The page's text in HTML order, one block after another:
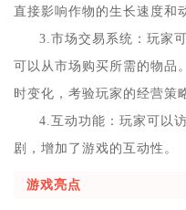
直接影响作物的生长速度和
3.市场交易系统：玩家
可以从市场购买所需的物品
时变化，考验玩家的经营策
4.互动功能：玩家可以
剧，增加了游戏的互动性。
游戏亮点